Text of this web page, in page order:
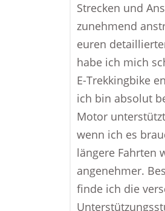
Strecken und
zunehmend
euren
habe ich mich
E-Trekkingbike
ich bin absolut
Motor
wenn ich es
längere Fahrten
angenehmer.
finde ich die